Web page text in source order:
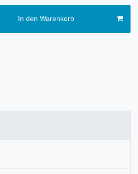
In den Warenkorb